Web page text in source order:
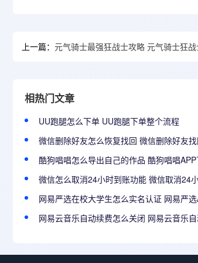
上一篇： 元气骑士最强狂战士攻略 元气骑士狂
相热门文章
UU跑腿怎么下单 UU跑腿下单整个流程
微信删除好友怎么恢复找回 微信删除好友
酷狗唱唱怎么导出自己的作品 酷狗唱唱
微信怎么取消24小时到账功能 微信取消24
网易严选在校大学生怎么实名认证 网易严
网易云音乐自动续费怎么关闭 网易云音乐